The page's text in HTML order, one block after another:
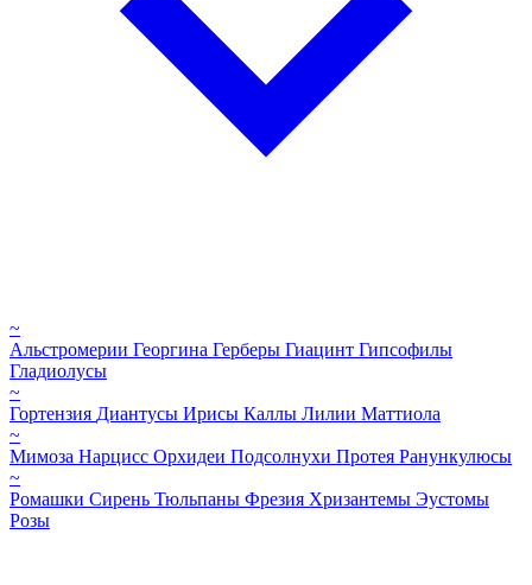
~
Альстромерии Георгина Герберы Гиацинт Гипсофилы
Гладиолусы
~
Гортензия Диантусы Ирисы Каллы Лилии Маттиола
~
Мимоза Нарцисс Орхидеи Подсолнухи Протея Ранункулюсы
~
Ромашки Сирень Тюльпаны Фрезия Хризантемы Эустомы
Розы